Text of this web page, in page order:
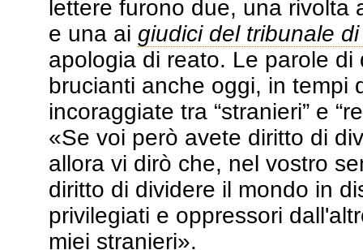
lettere furono due, una rivolta
e una ai giudici del tribunale
apologia di reato. Le parole
brucianti anche oggi, in tempi
incoraggiate tra “stranieri” e
«Se voi però avete diritto di
allora vi dirò che, nel vostro
diritto di dividere il mondo in
privilegiati e oppressori
miei stranieri».